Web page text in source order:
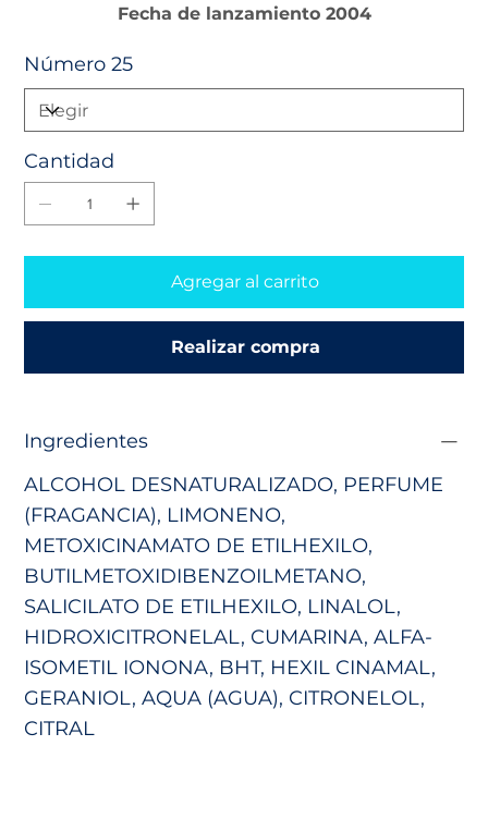
Fecha de lanzamiento 2004
Número 25
Cantidad
Agregar al carrito
Realizar compra
Ingredientes
ALCOHOL DESNATURALIZADO, PERFUME
(FRAGANCIA), LIMONENO,
METOXICINAMATO DE ETILHEXILO,
BUTILMETOXIDIBENZOILMETANO,
SALICILATO DE ETILHEXILO, LINALOL,
HIDROXICITRONELAL, CUMARINA, ALFA-
ISOMETIL IONONA, BHT, HEXIL CINAMAL,
GERANIOL, AQUA (AGUA), CITRONELOL,
CITRAL